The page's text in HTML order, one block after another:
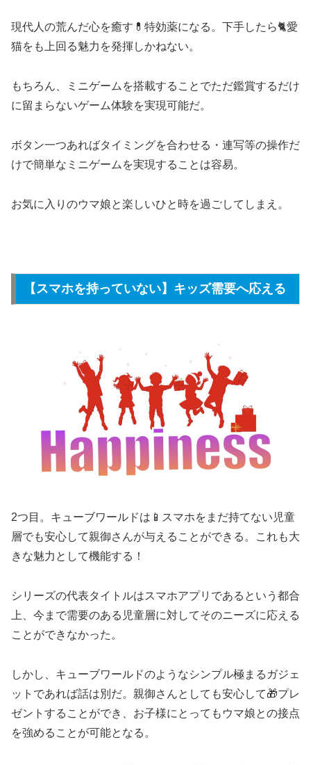
現代人の荒んだ心を癒す💊特効薬になる。下手したら🐈愛
猫をも上回る魅力を発揮しかねない。
もちろん、ミニゲームを搭載することでただ鑑賞するだけ
に留まらないゲーム体験を実現可能だ。
ボタン一つあればタイミングを合わせる・連写等の操作だ
けで簡単なミニゲームを実現することは容易。
お気に入りのウマ娘と楽しいひと時を過ごしてしまえ。
【スマホを持っていない】キッズ需要へ応える
2つ目。キューブワールドは📱スマホをまだ持てない児童
層でも安心して親御さんが与えることができる。これも大
きな魅力として機能する！
シリーズの代表タイトルはスマホアプリであるという都合
上、今まで需要のある児童層に対してそのニーズに応える
ことができなかった。
しかし、キューブワールドのようなシンプル極まるガジェ
ットであれば話は別だ。親御さんとしても安心して🎁プレ
ゼントすることができ、お子様にとってもウマ娘との接点
を強めることが可能となる。